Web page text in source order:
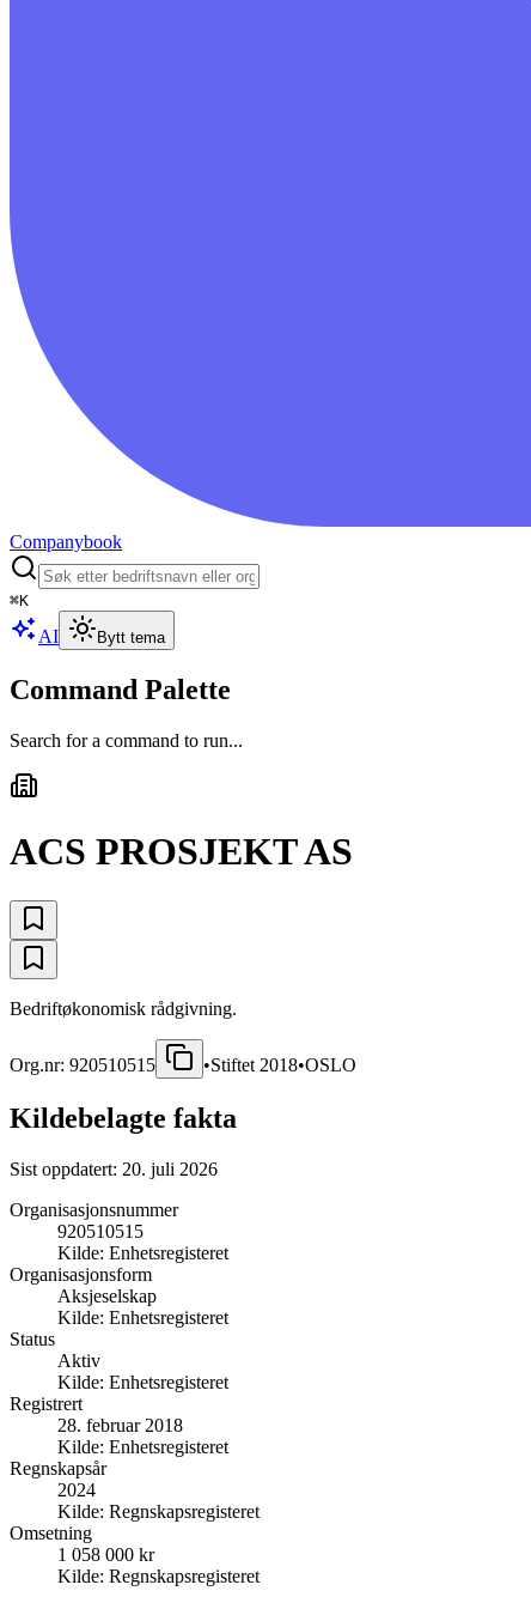
Companybook
⌘K
AI Bytt tema
Command Palette
Search for a command to run...
ACS PROSJEKT AS
Bedriftøkonomisk rådgivning.
Org.nr: 920510515 •Stiftet 2018•OSLO
Kildebelagte fakta
Sist oppdatert: 20. juli 2026
Organisasjonsnummer
920510515
Kilde: Enhetsregisteret
Organisasjonsform
Aksjeselskap
Kilde: Enhetsregisteret
Status
Aktiv
Kilde: Enhetsregisteret
Registrert
28. februar 2018
Kilde: Enhetsregisteret
Regnskapsår
2024
Kilde: Regnskapsregisteret
Omsetning
1 058 000 kr
Kilde: Regnskapsregisteret